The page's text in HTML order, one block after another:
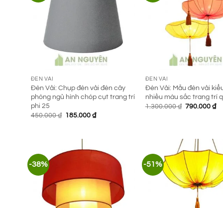
ĐÈN VẢI
Đèn Vải: Chụp đèn vải đèn cây
phòng ngủ hình chóp cụt trang trí
phi 25
450.000₫ Giá
185.000₫Giá
ĐÈN VẢI
Đèn Vải: Mẫu đèn vải
nhiều màu sắc trang trí
1.300.000₫ Giá
790.000 ₫Giá
-38% -51%